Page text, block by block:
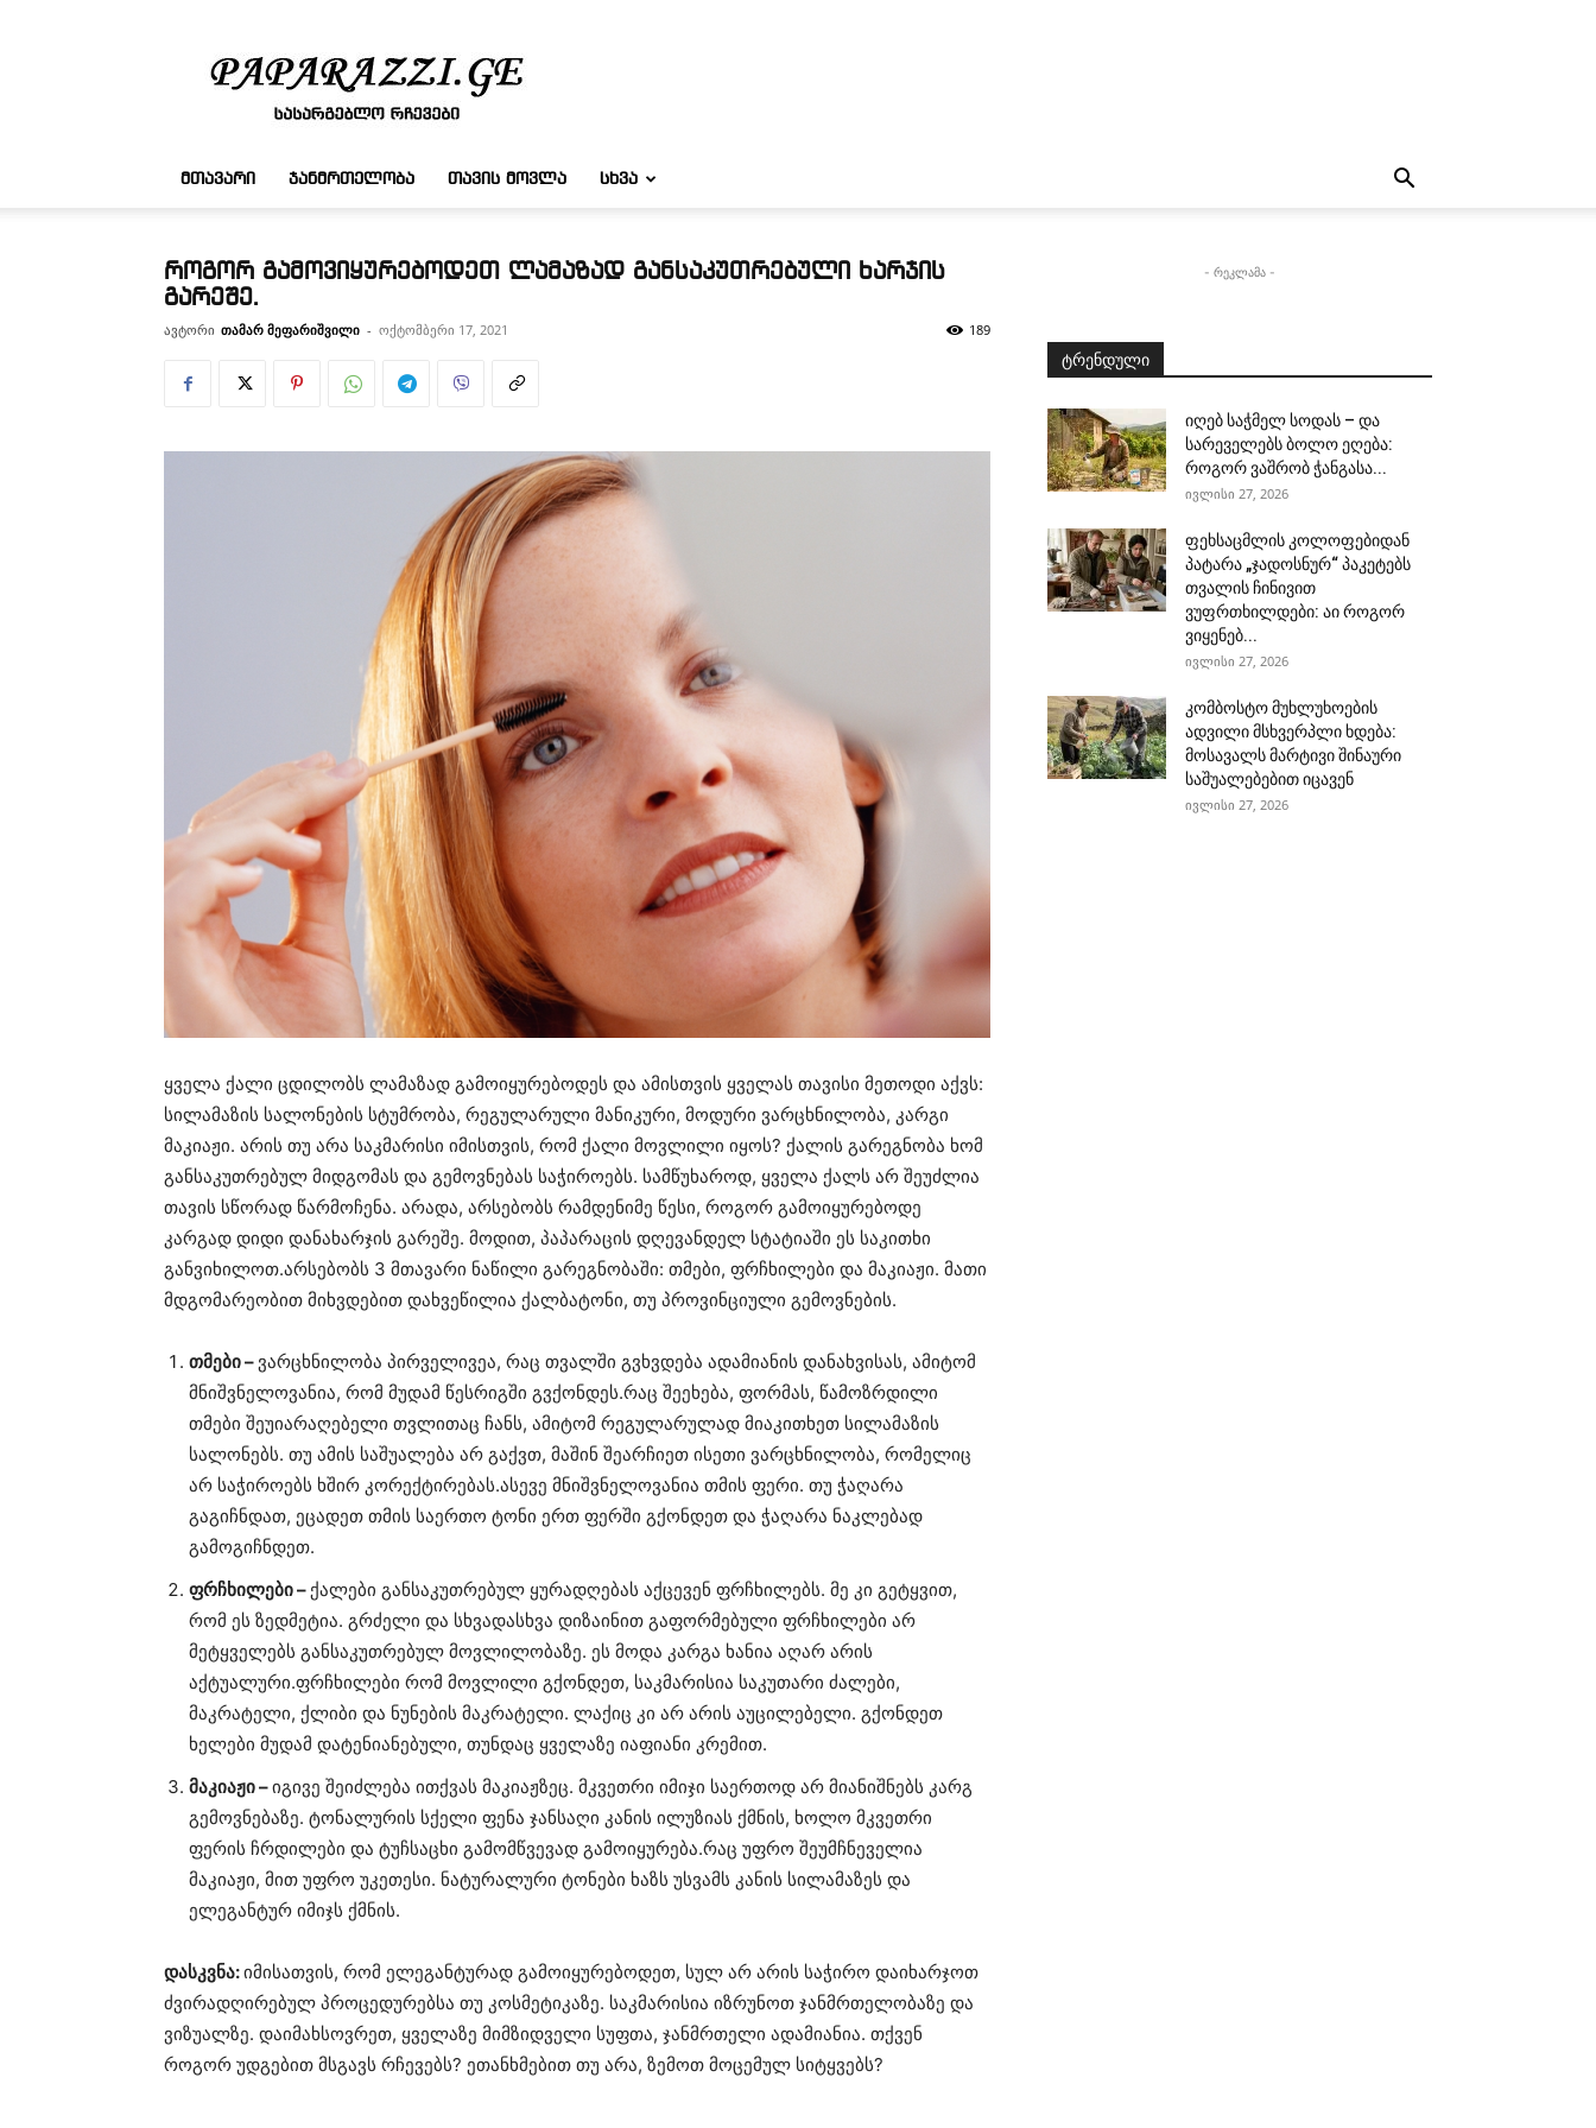
რჩევები
ᲛᲗᲐᲕᲐᲠᲘ ᲯᲐᲜᲛᲠᲗᲔᲚᲝᲑᲐ ᲗᲐᲕᲘᲡ ᲛᲝᲕᲚᲐ ᲡᲮᲕᲐ
როგორ გამოვიყურებოდეთ ლამაზად განსაკუთრებული ხარჯის
გარეშე.
ავტორი თამარ მეფარიშვილი - ოქტომბერი 17, 2021 189
ყველა ქალი ცდილობს ლამაზად გამოიყურებოდეს და ამისთვის ყველას თავისი მეთოდი აქვს:
სილამაზის სალონების სტუმრობა, რეგულარული მანიკური, მოდური ვარცხნილობა, კარგი
მაკიაჟი. არის თუ არა საკმარისი იმისთვის, რომ ქალი მოვლილი იყოს? ქალის გარეგნობა ხომ
განსაკუთრებულ მიდგომას და გემოვნებას საჭიროებს. სამწუხაროდ, ყველა ქალს არ შეუძლია
თავის სწორად წარმოჩენა. არადა, არსებობს რამდენიმე წესი, როგორ გამოიყურებოდე
კარგად დიდი დანახარჯის გარეშე. მოდით, პაპარაცის დღევანდელ სტატიაში ეს საკითხი
განვიხილოთ.არსებობს 3 მთავარი ნაწილი გარეგნობაში: თმები, ფრჩხილები და მაკიაჟი. მათი
მდგომარეობით მიხვდებით დახვეწილია ქალბატონი, თუ პროვინციული გემოვნების.
თმები –ვარცხნილობა პირველივეა, რაც თვალში გვხვდება ადამიანის დანახვისას, ამიტომ
მნიშვნელოვანია, რომ მუდამ წესრიგში გვქონდეს.რაც შეეხება, ფორმას, წამოზრდილი
თმები შეუიარაღებელი თვლითაც ჩანს, ამიტომ რეგულარულად მიაკითხეთ სილამაზის
სალონებს. თუ ამის საშუალება არ გაქვთ, მაშინ შეარჩიეთ ისეთი ვარცხნილობა, რომელიც
არ საჭიროებს ხშირ კორექტირებას.ასევე მნიშვნელოვანია თმის ფერი. თუ ჭაღარა
გაგიჩნდათ, ეცადეთ თმის საერთო ტონი ერთ ფერში გქონდეთ და ჭაღარა ნაკლებად
გამოგიჩნდეთ.
ფრჩხილები –ქალები განსაკუთრებულ ყურადღებას აქცევენ ფრჩხილებს. მე კი გეტყვით,
რომ ეს ზედმეტია. გრძელი და სხვადასხვა დიზაინით გაფორმებული ფრჩხილები არ
მეტყველებს განსაკუთრებულ მოვლილობაზე. ეს მოდა კარგა ხანია აღარ არის
აქტუალური.ფრჩხილები რომ მოვლილი გქონდეთ, საკმარისია საკუთარი ძალები,
მაკრატელი, ქლიბი და ნუნების მაკრატელი. ლაქიც კი არ არის აუცილებელი. გქონდეთ
ხელები მუდამ დატენიანებული, თუნდაც ყველაზე იაფიანი კრემით.
მაკიაჟი –იგივე შეიძლება ითქვას მაკიაჟზეც. მკვეთრი იმიჯი საერთოდ არ მიანიშნებს კარგ
გემოვნებაზე. ტონალურის სქელი ფენა ჯანსაღი კანის ილუზიას ქმნის, ხოლო მკვეთრი
ფერის ჩრდილები და ტუჩსაცხი გამომწვევად გამოიყურება.რაც უფრო შეუმჩნეველია
მაკიაჟი, მით უფრო უკეთესი. ნატურალური ტონები ხაზს უსვამს კანის სილამაზეს და
ელეგანტურ იმიჯს ქმნის.
დასკვნა:იმისათვის, რომ ელეგანტურად გამოიყურებოდეთ, სულ არ არის საჭირო დაიხარჯოთ
ძვირადღირებულ პროცედურებსა თუ კოსმეტიკაზე. საკმარისია იზრუნოთ ჯანმრთელობაზე და
ვიზუალზე. დაიმახსოვრეთ, ყველაზე მიმზიდველი სუფთა, ჯანმრთელი ადამიანია. თქვენ
როგორ უდგებით მსგავს რჩევებს? ეთანხმებით თუ არა, ზემოთ მოცემულ სიტყვებს?
- რეკლამა -
ტრენდული
იღებ საჭმელ სოდას – და
სარეველებს ბოლო ეღება:
როგორ ვაშრობ ჭანგასა...
ივლისი 27, 2026
ფეხსაცმლის კოლოფებიდან
პატარა „ჯადოსნურ“ პაკეტებს
თვალის ჩინივით
ვუფრთხილდები: აი როგორ
ვიყენებ...
ივლისი 27, 2026
კომბოსტო მუხლუხოების
ადვილი მსხვერპლი ხდება:
მოსავალს მარტივი შინაური
საშუალებებით იცავენ
ივლისი 27, 2026